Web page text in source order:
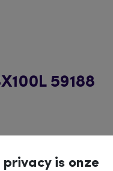
59188
is onze